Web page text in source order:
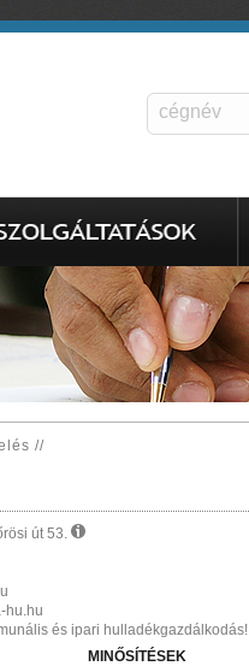
//
út 53.
hu.hu
és ipari hulladékgazdálkodás!
MINŐSÍTÉSEK